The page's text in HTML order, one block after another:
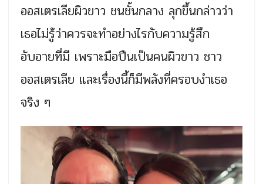
ออสเตรเลียผิวขาว ชนชั้นกลาง ลุกขึ้นกล่าวว่า
เธอไม่รู้ว่าควรจะทำอย่างไรกับความรู้สึก
อับอายที่มี เพราะมือปืนเป็นคนผิวขาว ชาว
ออสเตรเลีย และเรื่องนี้ก็มีพลังที่ครอบงำเธอ
จริง ๆ